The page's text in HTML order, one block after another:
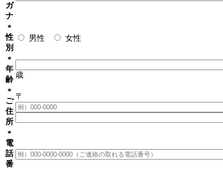
ガ
ナ
*
性
別
男性 女性
*
年
齢
歳
*
ご
住
所
〒
*
電
話
番